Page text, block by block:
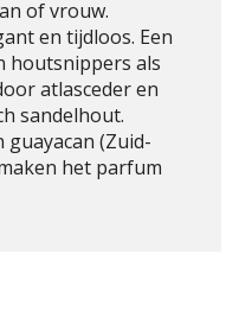
of vrouw.
en tijdloos. Een
houtsnippers als
atlasceder en
sandelhout.
guayacan (Zuid-
het parfum